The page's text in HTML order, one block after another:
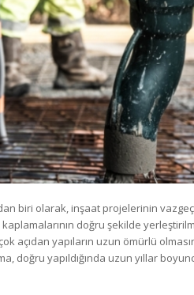
biri olarak, inşaat projelerinin
doğru şekilde
açıdan yapıların uzun ömürlü
doğru yapıldığında uzun yıllar